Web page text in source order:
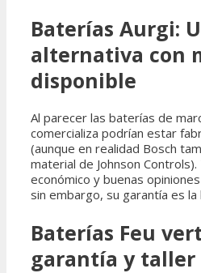
Baterías Aurgi:
alternativa con
disponible
Al parecer las baterías de
comercializa podrían estar
(aunque en realidad Bosch
material de Johnson
económico y buenas
sin embargo, su garantía es la
Baterías Feu
garantía y taller